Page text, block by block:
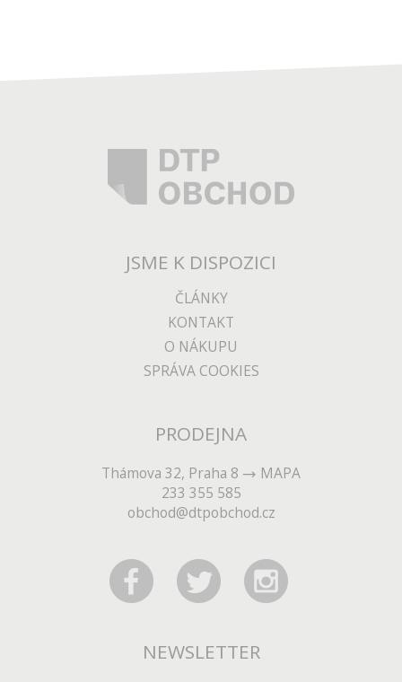
JSME K DISPOZICI
ČLÁNKY
KONTAKT
O NÁKUPU
SPRÁVA COOKIES
PRODEJNA
Thámova 32, Praha 8
MAPA
233 355 585
obchod@dtpobchod.cz
NEWSLETTER